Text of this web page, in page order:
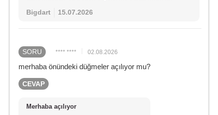
Bigdart 15.07.2026
SORU **** **** 02.08.2026
merhaba önündeki düğmeler açılıyor mu?
CEVAP
Merhaba açılıyor